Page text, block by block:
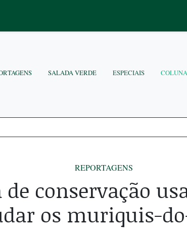
SALADA VERDE ESPECIAIS
REPORTAGENS
conservação
os muriquis-